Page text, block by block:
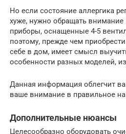
Но если состояние аллергика
хуже, нужно обращать
приборы, оснащенные 4-5
поэтому, прежде чем
себе в дом, имеет смысл
особенности разных моделей,
Данная информация облегчит
ваше внимание в правильное
Дополнительные нюансы
Целесообразно оборудовать